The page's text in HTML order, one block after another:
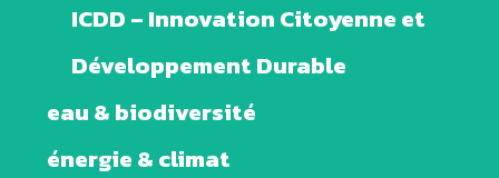
ICDD – Innovation Citoyenne et
Développement Durable
eau & biodiversité
énergie & climat